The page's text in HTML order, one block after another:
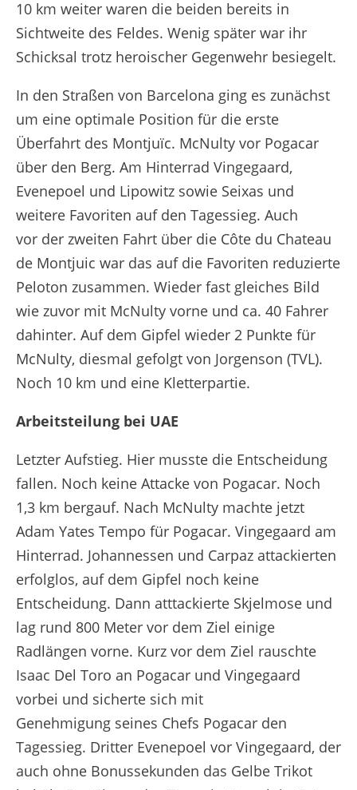
10 km weiter waren die beiden bereits in
Sichtweite des Feldes. Wenig später war ihr
Schicksal trotz heroischer Gegenwehr besiegelt.
In den Straßen von Barcelona ging es zunächst
um eine optimale Position für die erste
Überfahrt des Montjuïc. McNulty vor Pogacar
über den Berg. Am Hinterrad Vingegaard,
Evenepoel und Lipowitz sowie Seixas und
weitere Favoriten auf den Tagessieg. Auch
vor der zweiten Fahrt über die Côte du Chateau
de Montjuic war das auf die Favoriten reduzierte
Peloton zusammen. Wieder fast gleiches Bild
wie zuvor mit McNulty vorne und ca. 40 Fahrer
dahinter. Auf dem Gipfel wieder 2 Punkte für
McNulty, diesmal gefolgt von Jorgenson (TVL).
Noch 10 km und eine Kletterpartie.
Arbeitsteilung bei UAE
Letzter Aufstieg. Hier musste die Entscheidung
fallen. Noch keine Attacke von Pogacar. Noch
1,3 km bergauf. Nach McNulty machte jetzt
Adam Yates Tempo für Pogacar. Vingegaard am
Hinterrad. Johannessen und Carpaz attackierten
erfolglos, auf dem Gipfel noch keine
Entscheidung. Dann atttackierte Skjelmose und
lag rund 800 Meter vor dem Ziel einige
Radlängen vorne. Kurz vor dem Ziel rauschte
Isaac Del Toro an Pogacar und Vingegaard
vorbei und sicherte sich mit
Genehmigung seines Chefs Pogacar den
Tagessieg. Dritter Evenepoel vor Vingegaard, der
auch ohne Bonussekunden das Gelbe Trikot